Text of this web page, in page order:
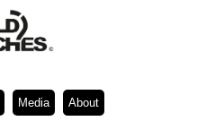
Media About